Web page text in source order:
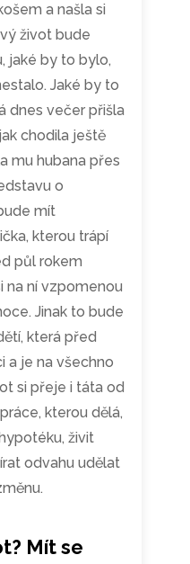
a našla si
život bude
jaké by to bylo,
Jaké by to
dnes večer přišla
chodila ještě
mu hubana přes
o
mít
kterou trápí
půl rokem
na ní vzpomenou
Jinak to bude
která před
a je na všechno
si přeje i táta od
kterou dělá,
živit
odvahu udělat
Mít se